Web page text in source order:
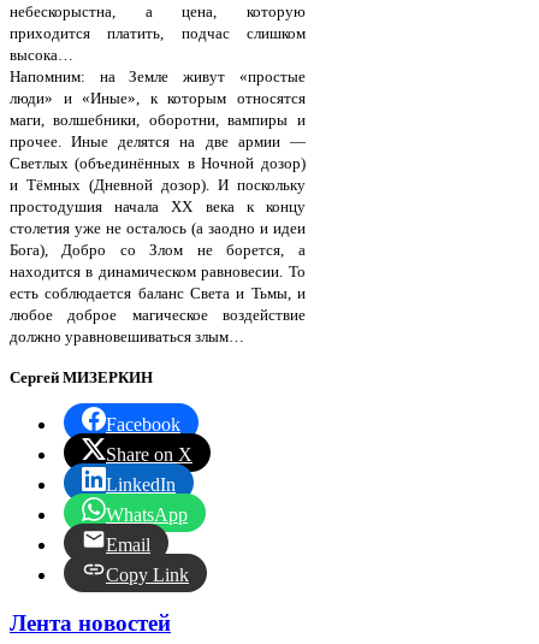
небескорыстна, а цена, которую
приходится платить, подчас слишком
высока…
Напомним: на Земле живут «простые
люди» и «Иные», к которым относятся
маги, волшебники, оборотни, вампиры и
прочее. Иные делятся на две армии —
Светлых (объединённых в Ночной дозор)
и Тёмных (Дневной дозор). И поскольку
простодушия начала ХХ века к концу
столетия уже не осталось (а заодно и идеи
Бога), Добро со Злом не борется, а
находится в динамическом равновесии. То
есть соблюдается баланс Света и Тьмы, и
любое доброе магическое воздействие
должно уравновешиваться злым…
Сергей МИЗЕРКИН
Facebook
Share on X
LinkedIn
WhatsApp
Email
Copy Link
Лента новостей